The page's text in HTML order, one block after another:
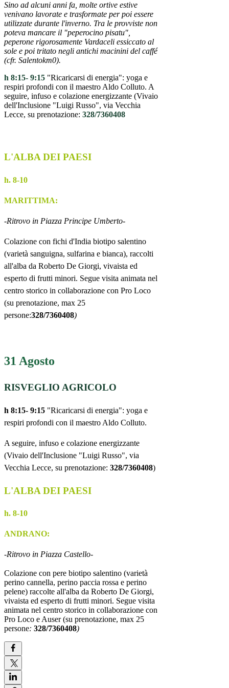
Sino ad alcuni anni fa, molte ortive estive
venivano lavorate e trasformate per poi essere
utilizzate durante l'inverno. Tra le provviste non
poteva mancare il "peperocino pisatu",
peperone rigorosamente Vardaceli essiccato al
sole e poi tritato negli antichi macinini del caffé
(cfr. Salentokm0).
h 8:15- 9:15 "Ricaricarsi di energia": yoga e
respiri profondi con il maestro Aldo Colluto. A
seguire, infuso e colazione energizzante (Vivaio
dell'Inclusione "Luigi Russo", via Vecchia
Lecce, su prenotazione: 328/7360408
L'ALBA DEI PAESI
h. 8-10
MARITTIMA:
-Ritrovo in Piazza Principe Umberto-
Colazione con fichi d'India biotipo salentino
(varietà sanguigna, sulfarina e bianca), raccolti
all'alba da Roberto De Giorgi, vivaista ed
esperto di frutti minori. Segue visita animata nel
centro storico in collaborazione con Pro Loco
(su prenotazione, max 25
persone:328/7360408)
31 Agosto
RISVEGLIO AGRICOLO
h 8:15- 9:15 "Ricaricarsi di energia": yoga e
respiri profondi con il maestro Aldo Colluto.
A seguire, infuso e colazione energizzante
(Vivaio dell'Inclusione "Luigi Russo", via
Vecchia Lecce, su prenotazione: 328/7360408)
L'ALBA DEI PAESI
h. 8-10
ANDRANO:
-Ritrovo in Piazza Castello-
Colazione con pere biotipo salentino (varietà
perino cannella, perino paccia rossa e perino
pelene) raccolte all'alba da Roberto De Giorgi,
vivaista ed esperto di frutti minori. Segue visita
animata nel centro storico in collaborazione con
Pro Loco e Auser (su prenotazione, max 25
persone: 328/7360408)